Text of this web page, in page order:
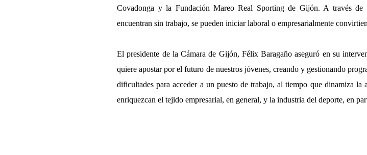
Covadonga y la Fundación Mareo Real Sporting de Gijón. A través de
encuentran sin trabajo, se pueden iniciar laboral o empresarialmente
El presidente de la Cámara de Gijón, Félix Baragaño aseguró en su
quiere apostar por el futuro de nuestros jóvenes, creando y gestionando
dificultades para acceder a un puesto de trabajo, al tiempo que dinamiza la
enriquezcan el tejido empresarial, en general, y la industria del deporte, en